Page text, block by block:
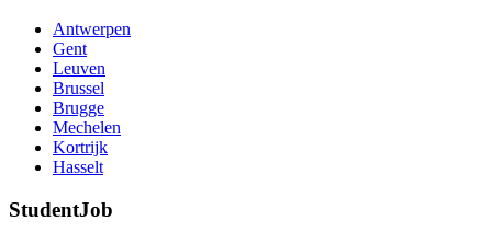
Antwerpen
Gent
Leuven
Brussel
Brugge
Mechelen
Kortrijk
Hasselt
StudentJob